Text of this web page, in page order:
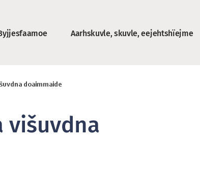
Aarhskuvle, skuvle, eejehtshïejme
doaimmaide
višuvdna